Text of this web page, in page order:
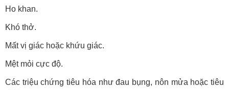
Ho khan.
Khó thở.
Mất vị giác hoặc khứu giác.
Mệt mỏi cực độ.
Các triệu chứng tiêu hóa như đau bụng, nôn mửa hoặc tiêu